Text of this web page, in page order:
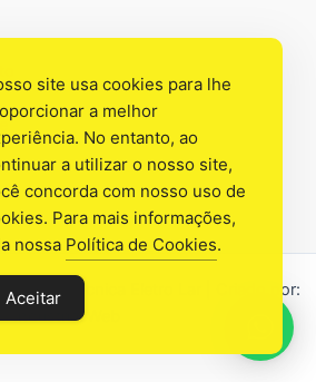
Têcnica Eletro Lar | Criado por:
Industrial Web
site usa cookies para lhe
a melhor
No entanto, ao
a utilizar o nosso site,
concorda com nosso uso de
Para mais informações,
nossa Política de Cookies.
Aceitar